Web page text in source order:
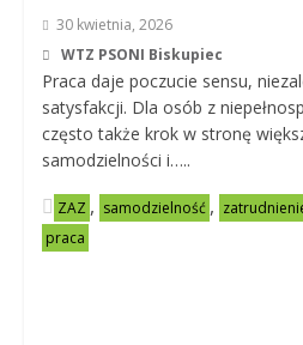
30 kwietnia, 2026
WTZ PSONI Biskupiec
Praca daje poczucie sensu,
satysfakcji. Dla osób z
często także krok w stronę
samodzielności i…..
ZAZ , samodzielność ,
praca